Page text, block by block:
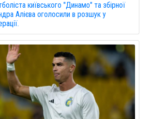
київського "Динамо" та збірної
Алієва оголосили в розшук у